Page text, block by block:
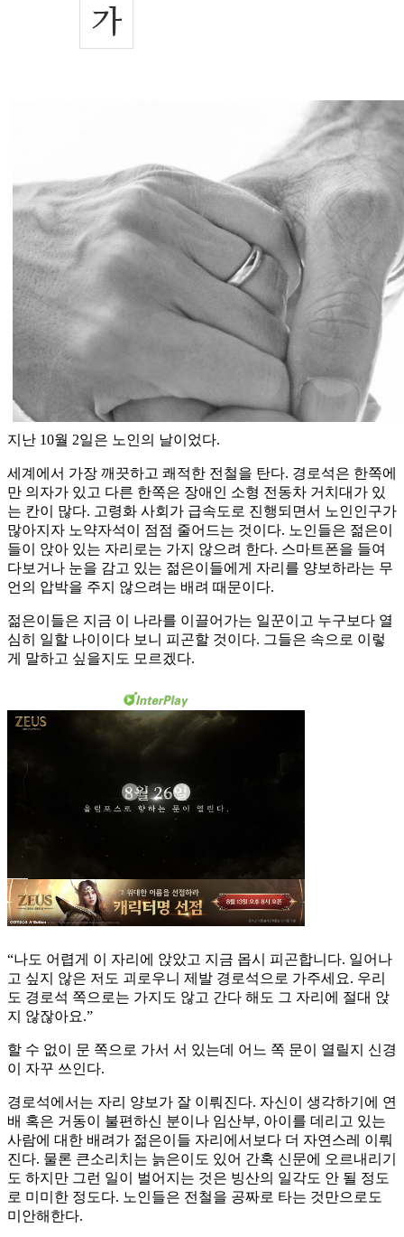
지난 10월 2일은 노인의 날이었다.
세계에서 가장 깨끗하고 쾌적한 전철을 탄다. 경로석은 한쪽에
만 의자가 있고 다른 한쪽은 장애인 소형 전동차 거치대가 있
는 칸이 많다. 고령화 사회가 급속도로 진행되면서 노인인구가
많아지자 노약자석이 점점 줄어드는 것이다. 노인들은 젊은이
들이 앉아 있는 자리로는 가지 않으려 한다. 스마트폰을 들여
다보거나 눈을 감고 있는 젊은이들에게 자리를 양보하라는 무
언의 압박을 주지 않으려는 배려 때문이다.
젊은이들은 지금 이 나라를 이끌어가는 일꾼이고 누구보다 열
심히 일할 나이이다 보니 피곤할 것이다. 그들은 속으로 이렇
게 말하고 싶을지도 모르겠다.
“나도 어렵게 이 자리에 앉았고 지금 몹시 피곤합니다. 일어나
고 싶지 않은 저도 괴로우니 제발 경로석으로 가주세요. 우리
도 경로석 쪽으로는 가지도 않고 간다 해도 그 자리에 절대 앉
지 않잖아요.”
할 수 없이 문 쪽으로 가서 서 있는데 어느 쪽 문이 열릴지 신경
이 자꾸 쓰인다.
경로석에서는 자리 양보가 잘 이뤄진다. 자신이 생각하기에 연
배 혹은 거동이 불편하신 분이나 임산부, 아이를 데리고 있는
사람에 대한 배려가 젊은이들 자리에서보다 더 자연스레 이뤄
진다. 물론 큰소리치는 늙은이도 있어 간혹 신문에 오르내리기
도 하지만 그런 일이 벌어지는 것은 빙산의 일각도 안 될 정도
로 미미한 정도다. 노인들은 전철을 공짜로 타는 것만으로도
미안해한다.